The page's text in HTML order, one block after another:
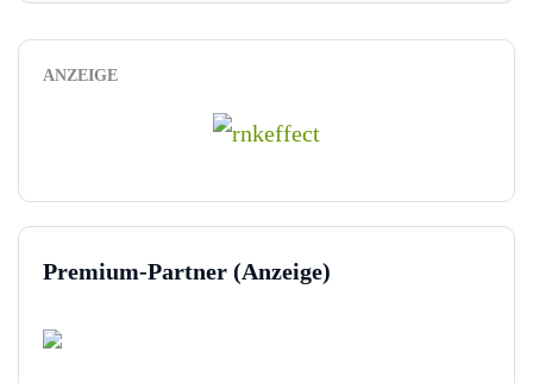
ANZEIGE
Premium-Partner (Anzeige)